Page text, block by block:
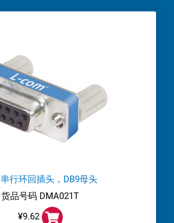
行环回插头，DB9母头
货品号码 DMA021T
¥9.62